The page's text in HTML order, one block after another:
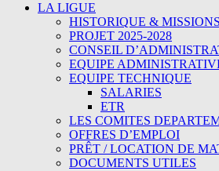
LA LIGUE
HISTORIQUE & MISSIONS
PROJET 2025-2028
CONSEIL
EQUIPE
EQUIPE TECHNIQUE
SALARIES
ETR
LES COMITES
OFFRES D’EMPLOI
PRÊT / LOCATION DE
DOCUMENTS UTILES